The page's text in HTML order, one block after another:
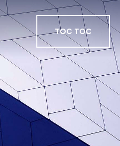
TOC TOC